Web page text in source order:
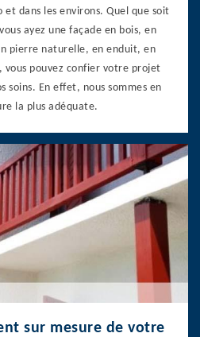
dans les environs. Quel que soit
ayez une façade en bois, en
pierre naturelle, en enduit, en
pouvez confier votre projet
soins. En effet, nous sommes en
la plus adéquate.
sur mesure de votre